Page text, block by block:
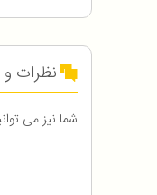
نظرات و
شما نیز می